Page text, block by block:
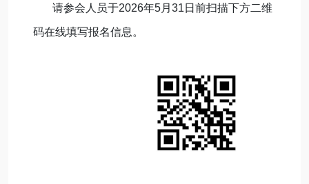
请参会人员于2026年5月31日前扫描下方二维
码在线填写报名信息。